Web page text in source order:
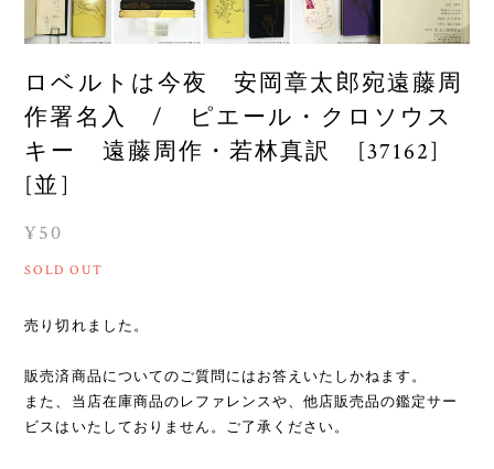
ロベルトは今夜 安岡章太郎宛遠藤周
作署名入 / ピエール・クロソウス
キー 遠藤周作・若林真訳 [37162]
[並]
¥50
SOLD OUT
売り切れました。
販売済商品についてのご質問にはお答えいたしかねます。
また、当店在庫商品のレファレンスや、他店販売品の鑑定サー
ビスはいたしておりません。ご了承ください。